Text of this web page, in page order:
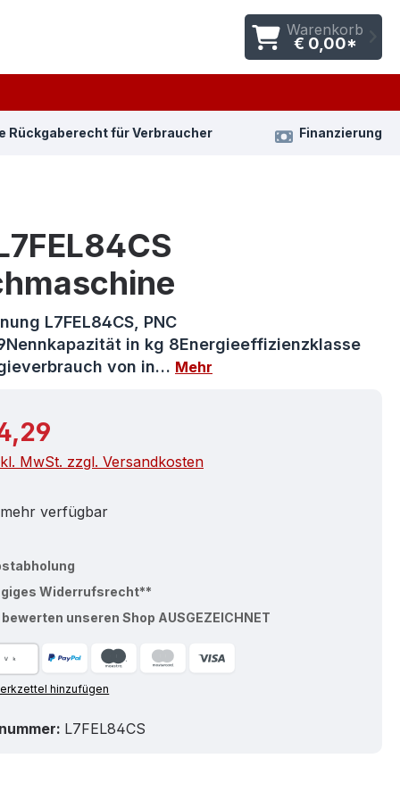
Warenkorb
€ 0,00*
Rückgaberecht für Verbraucher Finanzierung
L7FEL84CS, PNC
in kg 8Energieeffizienzklasse
von in… Mehr
Preis:
MwSt. zzgl. Versandkosten
verfügbar
Widerrufsrecht**
bewerten unseren Shop AUSGEZEICHNET
hinzufügen
L7FEL84CS